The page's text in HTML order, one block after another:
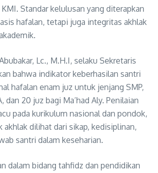
Standar kelulusan yang diterapkan
hafalan, tetapi juga integritas akhlak
Lc., M.H.I, selaku Sekretaris
bahwa indikator keberhasilan santri
hafalan enam juz untuk jenjang SMP,
dan 20 juz bagi Ma’had Aly. Penilaian
pada kurikulum nasional dan pondok,
akhlak dilihat dari sikap, kedisiplinan,
santri dalam keseharian.
dalam bidang tahfidz dan pendidikan